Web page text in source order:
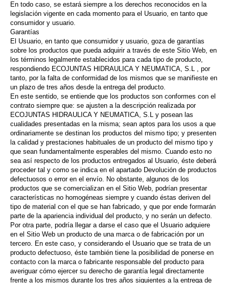
En todo caso, se estará siempre a los derechos reconocidos en la
legislación vigente en cada momento para el Usuario, en tanto que
consumidor y usuario.
Garantías
El Usuario, en tanto que consumidor y usuario, goza de garantías
sobre los productos que pueda adquirir a través de este Sitio Web, en
los términos legalmente establecidos para cada tipo de producto,
respondiendo ECOJUNTAS HIDRAULICA Y NEUMATICA, S.L , por
tanto, por la falta de conformidad de los mismos que se manifieste en
un plazo de tres años desde la entrega del producto.
En este sentido, se entiende que los productos son conformes con el
contrato siempre que: se ajusten a la descripción realizada por
ECOJUNTAS HIDRAULICA Y NEUMATICA, S.L y posean las
cualidades presentadas en la misma; sean aptos para los usos a que
ordinariamente se destinan los productos del mismo tipo; y presenten
la calidad y prestaciones habituales de un producto del mismo tipo y
que sean fundamentalmente esperables del mismo. Cuando esto no
sea así respecto de los productos entregados al Usuario, éste deberá
proceder tal y como se indica en el apartado Devolución de productos
defectuosos o error en el envío. No obstante, algunos de los
productos que se comercializan en el Sitio Web, podrían presentar
características no homogéneas siempre y cuando éstas deriven del
tipo de material con el que se han fabricado, y que por ende formarán
parte de la apariencia individual del producto, y no serán un defecto.
Por otra parte, podría llegar a darse el caso que el Usuario adquiere
en el Sitio Web un producto de una marca o de fabricación por un
tercero. En este caso, y considerando el Usuario que se trata de un
producto defectuoso, éste también tiene la posibilidad de ponerse en
contacto con la marca o fabricante responsable del producto para
averiguar cómo ejercer su derecho de garantía legal directamente
frente a los mismos durante los tres años siguientes a la entrega de